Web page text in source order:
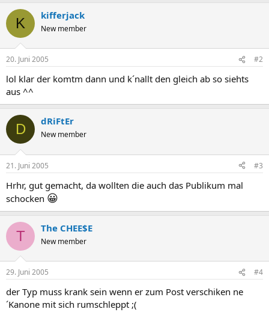
K kifferjack
New member
20. Juni 2005 #2
lol klar der komtm dann und k´nallt den gleich ab so siehts
aus ^^
D dRiFtEr
New member
21. Juni 2005 #3
Hrhr, gut gemacht, da wollten die auch das Publikum mal
schocken 😀
T The CHEE$E
New member
29. Juni 2005 #4
der Typ muss krank sein wenn er zum Post verschiken ne
´Kanone mit sich rumschleppt ;(